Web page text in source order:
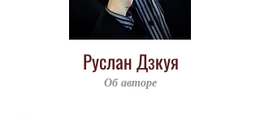
Руслан Дзкуя
Об авторе